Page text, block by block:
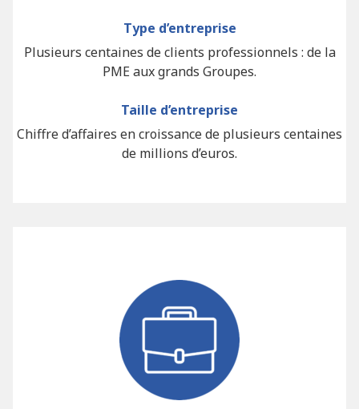
Type d’entreprise
Plusieurs centaines de clients professionnels : de la
PME aux grands Groupes.
Taille d’entreprise
Chiffre d’affaires en croissance de plusieurs centaines
de millions d’euros.